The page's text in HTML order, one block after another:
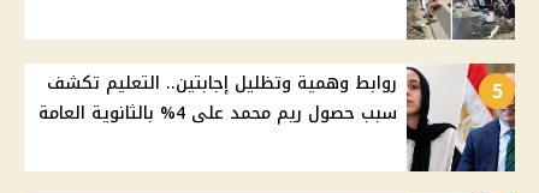
5
روابط وهمية وتظليل إجابتين.. التعليم تكشف
سبب حصول ريم محمد على 4% بالثانوية العامة